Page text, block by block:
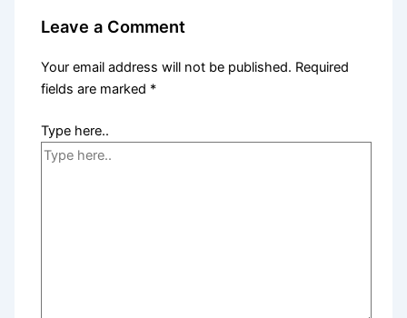
Leave a Comment
Your email address will not be published. Required
fields are marked *
Type here..